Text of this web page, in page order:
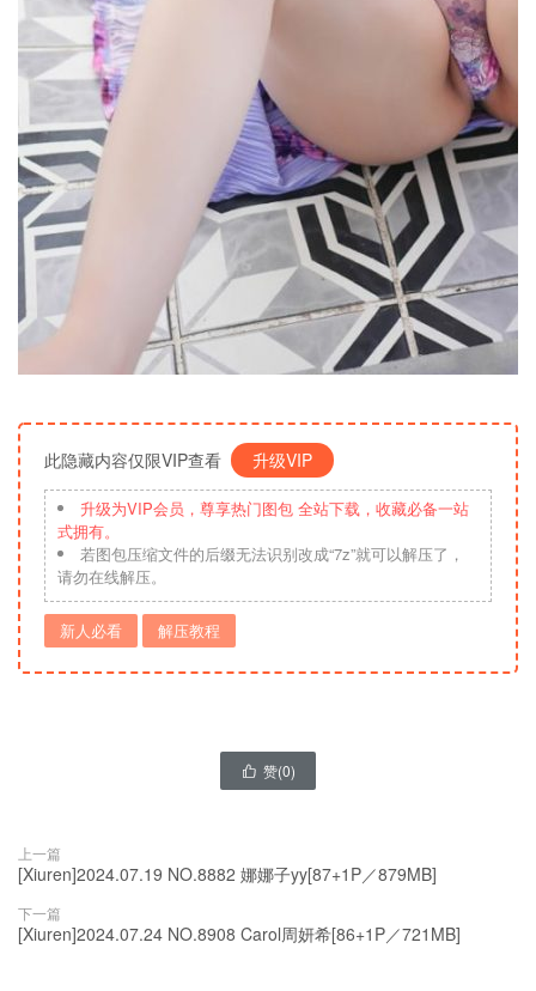
此隐藏内容仅限VIP查看 升级VIP
升级为VIP会员，尊享热门图包 全站下载，收藏必备一站
式拥有。
若图包压缩文件的后缀无法识别改成“7z”就可以解压了，
请勿在线解压。
新人必看 解压教程
 赞(0)
上一篇
[Xiuren]2024.07.19 NO.8882 娜娜子yy[87+1P／879MB]
下一篇
[Xiuren]2024.07.24 NO.8908 Carol周妍希[86+1P／721MB]